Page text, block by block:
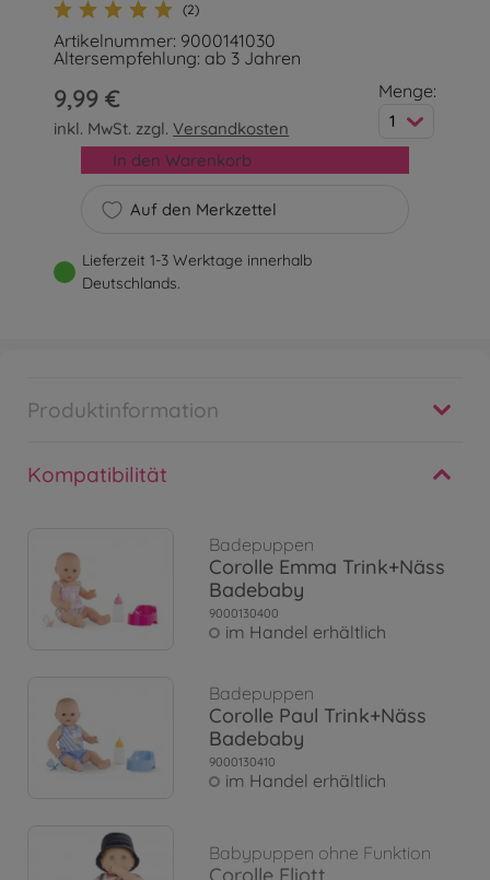
(2)
Artikelnummer: 9000141030
Altersempfehlung: ab 3 Jahren
9,99 €
inkl. MwSt. zzgl.Versandkosten
Menge:
1
Auf den Merkzettel
In den Warenkorb
Lieferzeit 1-3 Werktage innerhalb
Deutschlands.
Produktinformation
Kompatibilität
Badepuppen
Corolle Emma Trink+Näss
Badebaby
9000130400
im Handel erhältlich
Badepuppen
Corolle Paul Trink+Näss
Badebaby
9000130410
im Handel erhältlich
Babypuppen ohne Funktion